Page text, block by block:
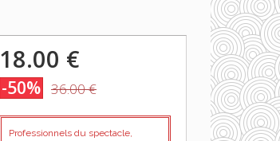
18.00 €
-50% 36.00 €
Professionnels du spectacle,